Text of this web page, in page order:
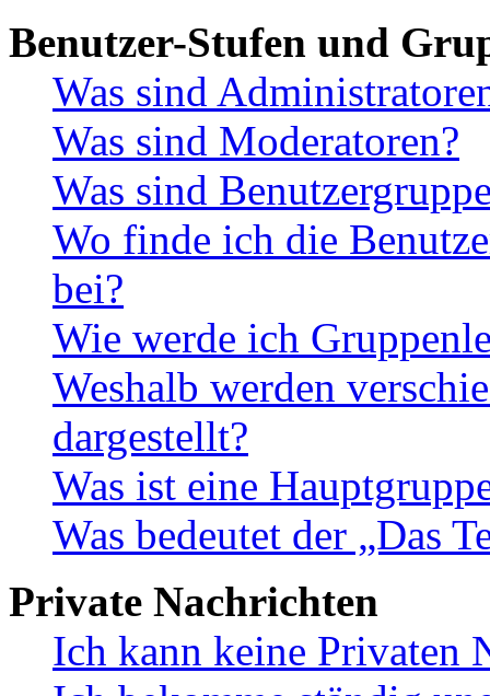
Benutzer-Stufen und
Was sind
Was sind Moderatoren?
Was sind
Wo finde ich die
bei?
Wie werde ich
Weshalb werden
dargestellt?
Was ist eine
Was bedeutet der „Das
Private Nachrichten
Ich kann keine Privaten